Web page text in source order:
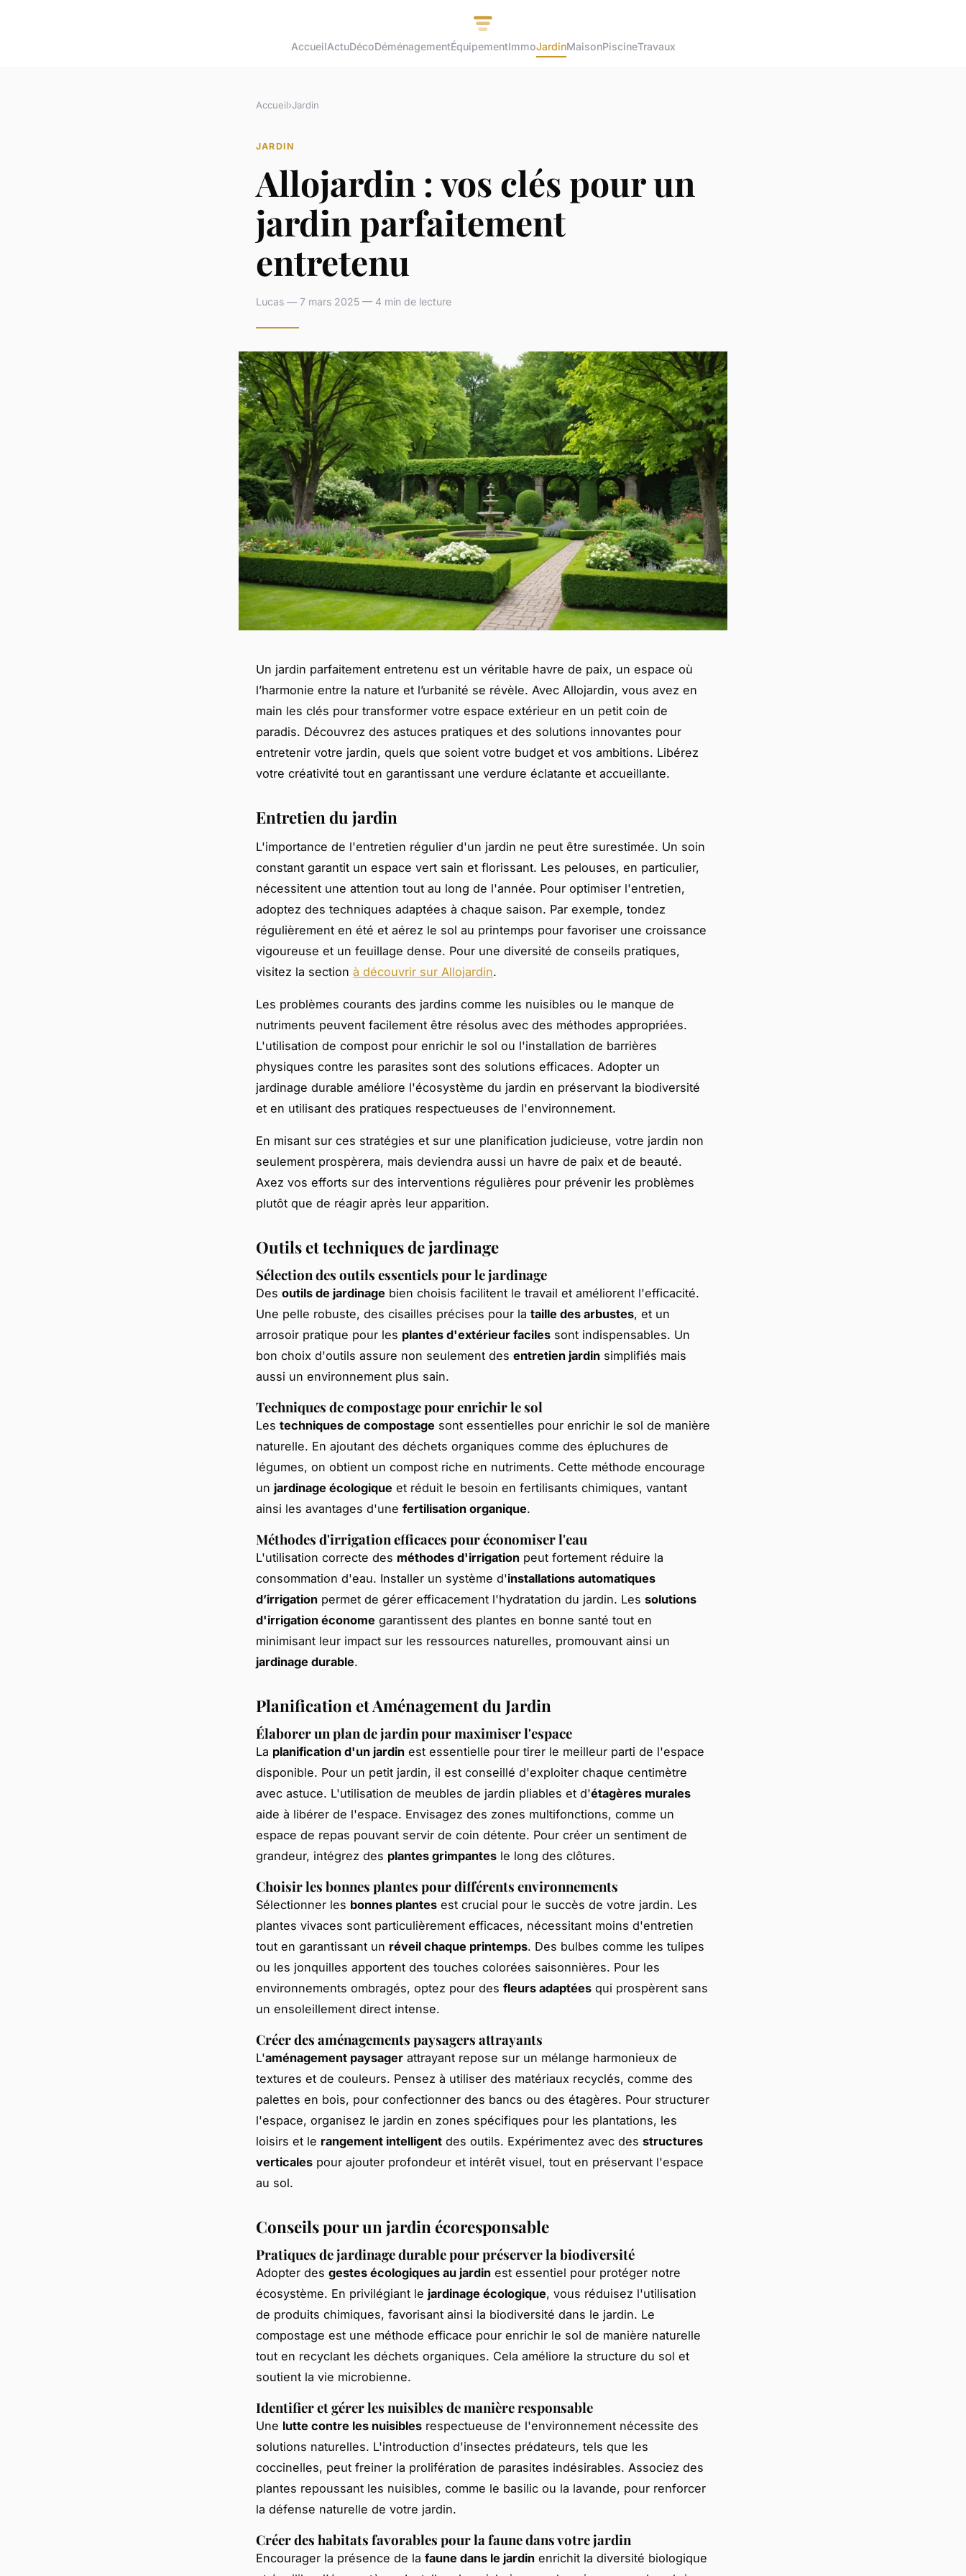
AccueilActuDécoDéménagementÉquipementImmoJardinMaisonPiscineTravaux
Accueil›Jardin
JARDIN
Allojardin : vos clés pour un
jardin parfaitement
entretenu
Lucas — 7 mars 2025 — 4 min de lecture
Un jardin parfaitement entretenu est un véritable havre de paix, un espace où
l’harmonie entre la nature et l’urbanité se révèle. Avec Allojardin, vous avez en
main les clés pour transformer votre espace extérieur en un petit coin de
paradis. Découvrez des astuces pratiques et des solutions innovantes pour
entretenir votre jardin, quels que soient votre budget et vos ambitions. Libérez
votre créativité tout en garantissant une verdure éclatante et accueillante.
Entretien du jardin
L'importance de l'entretien régulier d'un jardin ne peut être surestimée. Un soin
constant garantit un espace vert sain et florissant. Les pelouses, en particulier,
nécessitent une attention tout au long de l'année. Pour optimiser l'entretien,
adoptez des techniques adaptées à chaque saison. Par exemple, tondez
régulièrement en été et aérez le sol au printemps pour favoriser une croissance
vigoureuse et un feuillage dense. Pour une diversité de conseils pratiques,
visitez la section à découvrir sur Allojardin.
Les problèmes courants des jardins comme les nuisibles ou le manque de
nutriments peuvent facilement être résolus avec des méthodes appropriées.
L'utilisation de compost pour enrichir le sol ou l'installation de barrières
physiques contre les parasites sont des solutions efficaces. Adopter un
jardinage durable améliore l'écosystème du jardin en préservant la biodiversité
et en utilisant des pratiques respectueuses de l'environnement.
En misant sur ces stratégies et sur une planification judicieuse, votre jardin non
seulement prospèrera, mais deviendra aussi un havre de paix et de beauté.
Axez vos efforts sur des interventions régulières pour prévenir les problèmes
plutôt que de réagir après leur apparition.
Outils et techniques de jardinage
Sélection des outils essentiels pour le jardinage
Des outils de jardinage bien choisis facilitent le travail et améliorent l'efficacité.
Une pelle robuste, des cisailles précises pour la taille des arbustes, et un
arrosoir pratique pour les plantes d'extérieur faciles sont indispensables. Un
bon choix d'outils assure non seulement des entretien jardin simplifiés mais
aussi un environnement plus sain.
Techniques de compostage pour enrichir le sol
Les techniques de compostage sont essentielles pour enrichir le sol de manière
naturelle. En ajoutant des déchets organiques comme des épluchures de
légumes, on obtient un compost riche en nutriments. Cette méthode encourage
un jardinage écologique et réduit le besoin en fertilisants chimiques, vantant
ainsi les avantages d'une fertilisation organique.
Méthodes d'irrigation efficaces pour économiser l'eau
L'utilisation correcte des méthodes d'irrigation peut fortement réduire la
consommation d'eau. Installer un système d'installations automatiques
d’irrigation permet de gérer efficacement l'hydratation du jardin. Les solutions
d'irrigation économe garantissent des plantes en bonne santé tout en
minimisant leur impact sur les ressources naturelles, promouvant ainsi un
jardinage durable.
Planification et Aménagement du Jardin
Élaborer un plan de jardin pour maximiser l'espace
La planification d'un jardin est essentielle pour tirer le meilleur parti de l'espace
disponible. Pour un petit jardin, il est conseillé d'exploiter chaque centimètre
avec astuce. L'utilisation de meubles de jardin pliables et d'étagères murales
aide à libérer de l'espace. Envisagez des zones multifonctions, comme un
espace de repas pouvant servir de coin détente. Pour créer un sentiment de
grandeur, intégrez des plantes grimpantes le long des clôtures.
Choisir les bonnes plantes pour différents environnements
Sélectionner les bonnes plantes est crucial pour le succès de votre jardin. Les
plantes vivaces sont particulièrement efficaces, nécessitant moins d'entretien
tout en garantissant un réveil chaque printemps. Des bulbes comme les tulipes
ou les jonquilles apportent des touches colorées saisonnières. Pour les
environnements ombragés, optez pour des fleurs adaptées qui prospèrent sans
un ensoleillement direct intense.
Créer des aménagements paysagers attrayants
L'aménagement paysager attrayant repose sur un mélange harmonieux de
textures et de couleurs. Pensez à utiliser des matériaux recyclés, comme des
palettes en bois, pour confectionner des bancs ou des étagères. Pour structurer
l'espace, organisez le jardin en zones spécifiques pour les plantations, les
loisirs et le rangement intelligent des outils. Expérimentez avec des structures
verticales pour ajouter profondeur et intérêt visuel, tout en préservant l'espace
au sol.
Conseils pour un jardin écoresponsable
Pratiques de jardinage durable pour préserver la biodiversité
Adopter des gestes écologiques au jardin est essentiel pour protéger notre
écosystème. En privilégiant le jardinage écologique, vous réduisez l'utilisation
de produits chimiques, favorisant ainsi la biodiversité dans le jardin. Le
compostage est une méthode efficace pour enrichir le sol de manière naturelle
tout en recyclant les déchets organiques. Cela améliore la structure du sol et
soutient la vie microbienne.
Identifier et gérer les nuisibles de manière responsable
Une lutte contre les nuisibles respectueuse de l'environnement nécessite des
solutions naturelles. L'introduction d'insectes prédateurs, tels que les
coccinelles, peut freiner la prolifération de parasites indésirables. Associez des
plantes repoussant les nuisibles, comme le basilic ou la lavande, pour renforcer
la défense naturelle de votre jardin.
Créer des habitats favorables pour la faune dans votre jardin
Encourager la présence de la faune dans le jardin enrichit la diversité biologique